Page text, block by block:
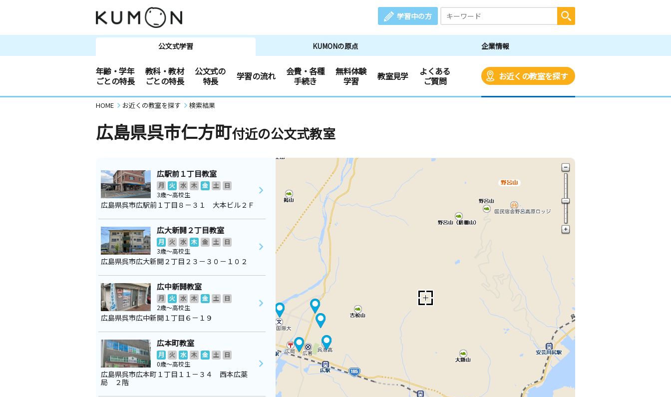
学習中の方
公文式学習 KUMONの原点 企業情報
年齢・学年
ごとの特長
教科・教材
ごとの特長
公文式の
特長
学習の流れ
会費・各種
手続き
無料体験
学習
教室見学
よくある
ご質問
お近くの教室を探す
HOME お近くの教室を探す 検索結果
広島県呉市仁方町付近の公文式教室
広駅前１丁目教室
月 火 水 木 金 土
日
3歳～高校生
広島県呉市広駅前１丁目８－３１ 大本ビル２Ｆ
広大新開２丁目教室
月 火 水 木 金 土
日
3歳～高校生
広島県呉市広大新開２丁目２３－３０－１０２
広中新開教室
月 火 水 木 金 土
日
2歳～高校生
広島県呉市広中新開１丁目６－１９
広本町教室
月 火 水 木 金 土
日
0歳～高校生
広島県呉市広本町１丁目１１－３４ 西本広薬
局 ２階